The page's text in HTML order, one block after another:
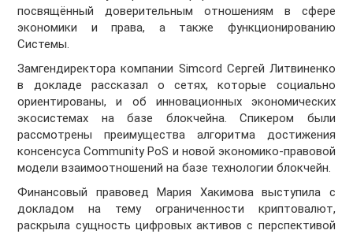
посвящённый доверительным отношениям в сфере
экономики и права, а также функционированию
Системы.
Замгендиректора компании Simcord Сергей Литвиненко
в докладе рассказал о сетях, которые социально
ориентированы, и об инновационных экономических
экосистемах на базе блокчейна. Спикером были
рассмотрены преимущества алгоритма достижения
консенсуса Community PoS и новой экономико-правовой
модели взаимоотношений на базе технологии блокчейн.
Финансовый правовед Мария Хакимова выступила с
докладом на тему ограниченности криптовалют,
раскрыла сущность цифровых активов с перспективой